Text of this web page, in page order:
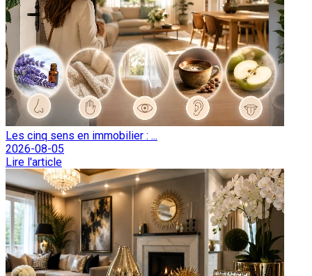
Les cinq sens en immobilier : ...
2026-08-05
Lire l'article